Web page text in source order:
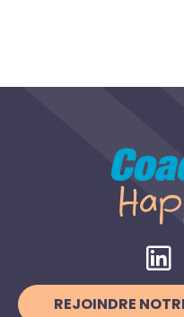
REJOINDRE